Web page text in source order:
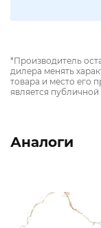
*Производитель
дилера менять
товара и место его
является
Аналоги